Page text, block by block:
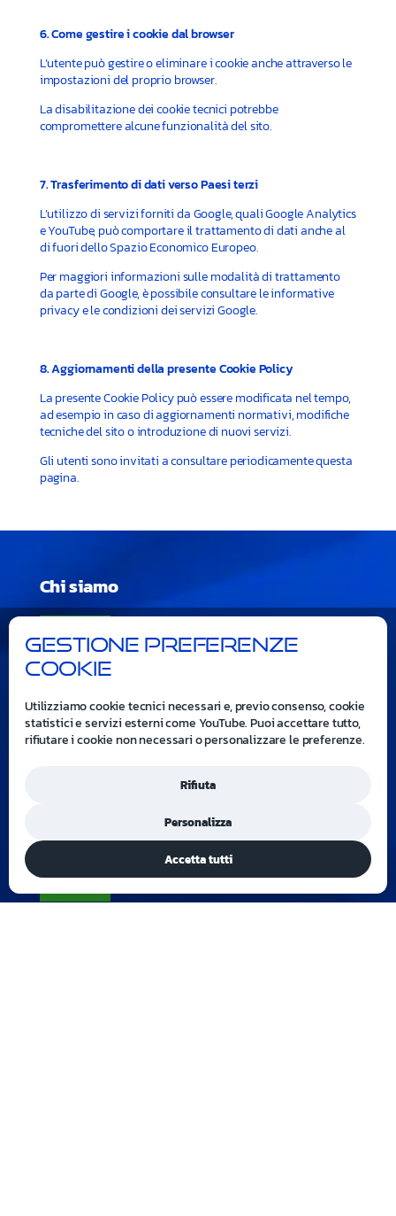
6. Come gestire i cookie dal browser
L’utente può gestire o eliminare i cookie anche attraverso le
impostazioni del proprio browser.
La disabilitazione dei cookie tecnici potrebbe
compromettere alcune funzionalità del sito.
7. Trasferimento di dati verso Paesi terzi
L’utilizzo di servizi forniti da Google, quali Google Analytics
e YouTube, può comportare il trattamento di dati anche al
di fuori dello Spazio Economico Europeo.
Per maggiori informazioni sulle modalità di trattamento
da parte di Google, è possibile consultare le informative
privacy e le condizioni dei servizi Google.
8. Aggiornamenti della presente Cookie Policy
La presente Cookie Policy può essere modificata nel tempo,
ad esempio in caso di aggiornamenti normativi, modifiche
tecniche del sito o introduzione di nuovi servizi.
Gli utenti sono invitati a consultare periodicamente questa
pagina.
Chi siamo
Prodotti, tecnologie e servizi per
I nostri prodotti
Gestione preferenze
cookie
Utilizziamo cookie tecnici necessari e, previo consenso, cookie
statistici e servizi esterni come YouTube. Puoi accettare tutto,
rifiutare i cookie non necessari o personalizzare le preferenze.
Rifiuta
Personalizza
Accetta tutti